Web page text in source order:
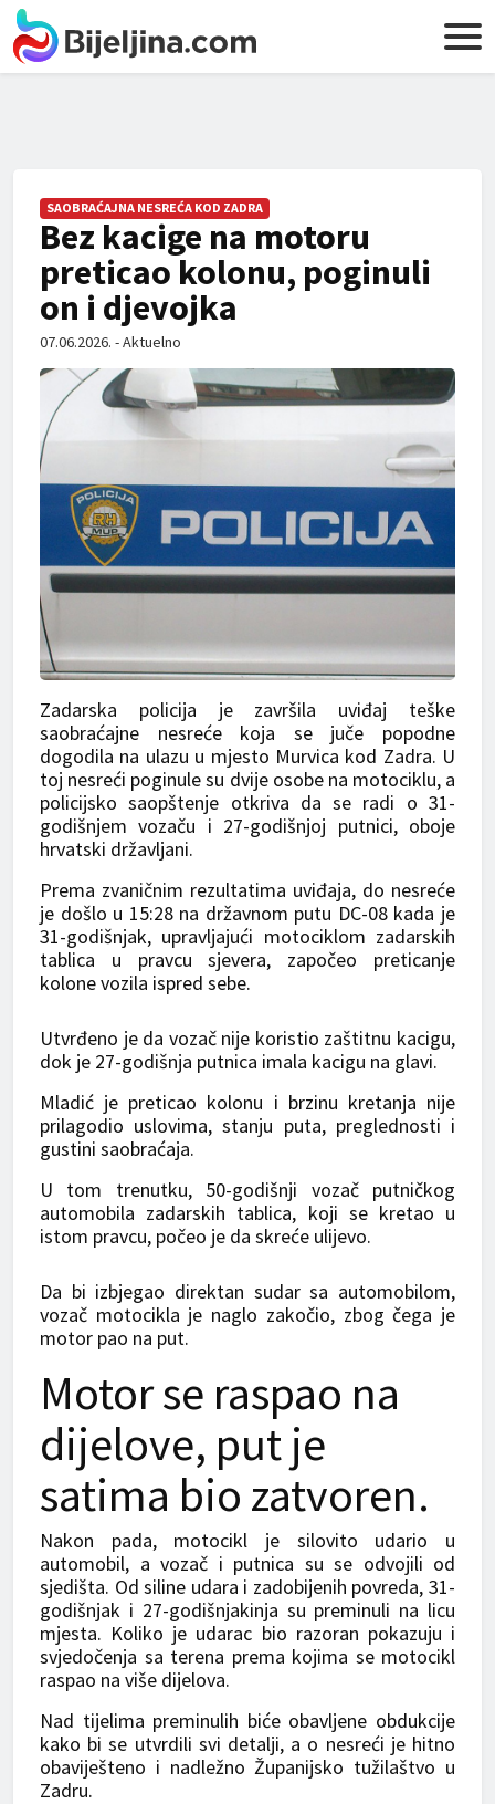
SAOBRAĆAJNA NESREĆA KOD ZADRA
Bez kacige na motoru
preticao kolonu, poginuli
on i djevojka
07.06.2026. - Aktuelno
Zadarska policija je završila uviđaj teške
saobraćajne nesreće koja se juče popodne
dogodila na ulazu u mjesto Murvica kod Zadra. U
toj nesreći poginule su dvije osobe na motociklu, a
policijsko saopštenje otkriva da se radi o 31-
godišnjem vozaču i 27-godišnjoj putnici, oboje
hrvatski državljani.
Prema zvaničnim rezultatima uviđaja, do nesreće
je došlo u 15:28 na državnom putu DC-08 kada je
31-godišnjak, upravljajući motociklom zadarskih
tablica u pravcu sjevera, započeo preticanje
kolone vozila ispred sebe.
Utvrđeno je da vozač nije koristio zaštitnu kacigu,
dok je 27-godišnja putnica imala kacigu na glavi.
Mladić je preticao kolonu i brzinu kretanja nije
prilagodio uslovima, stanju puta, preglednosti i
gustini saobraćaja.
U tom trenutku, 50-godišnji vozač putničkog
automobila zadarskih tablica, koji se kretao u
istom pravcu, počeo je da skreće ulijevo.
Da bi izbjegao direktan sudar sa automobilom,
vozač motocikla je naglo zakočio, zbog čega je
motor pao na put.
Motor se raspao na
dijelove, put je
satima bio zatvoren.
Nakon pada, motocikl je silovito udario u
automobil, a vozač i putnica su se odvojili od
sjedišta. Od siline udara i zadobijenih povreda, 31-
godišnjak i 27-godišnjakinja su preminuli na licu
mjesta. Koliko je udarac bio razoran pokazuju i
svjedočenja sa terena prema kojima se motocikl
raspao na više dijelova.
Nad tijelima preminulih biće obavljene obdukcije
kako bi se utvrdili svi detalji, a o nesreći je hitno
obaviješteno i nadležno Županijsko tužilaštvo u
Zadru.